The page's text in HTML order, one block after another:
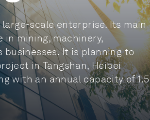
scale enterprise. Its main
mining, machinery,
It is planning to
in Tangshan, Heibei
with an annual capacity of 1.5